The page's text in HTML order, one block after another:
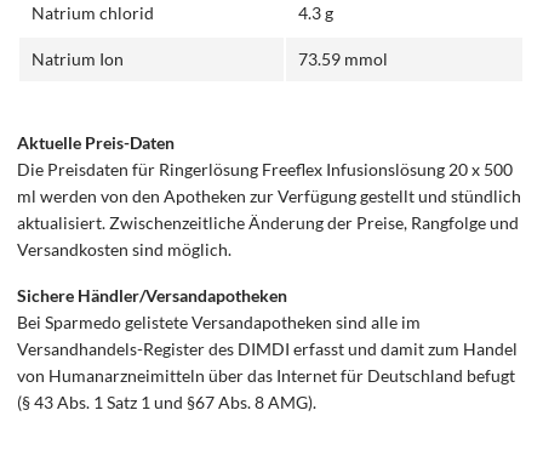
Natrium chlorid 4.3 g
Natrium Ion 73.59 mmol
Aktuelle Preis-Daten
Die Preisdaten für Ringerlösung Freeflex Infusionslösung 20 x 500
ml werden von den Apotheken zur Verfügung gestellt und stündlich
aktualisiert. Zwischenzeitliche Änderung der Preise, Rangfolge und
Versandkosten sind möglich.
Sichere Händler/Versandapotheken
Bei Sparmedo gelistete Versandapotheken sind alle im
Versandhandels-Register des DIMDI erfasst und damit zum Handel
von Humanarzneimitteln über das Internet für Deutschland befugt
(§ 43 Abs. 1 Satz 1 und §67 Abs. 8 AMG).